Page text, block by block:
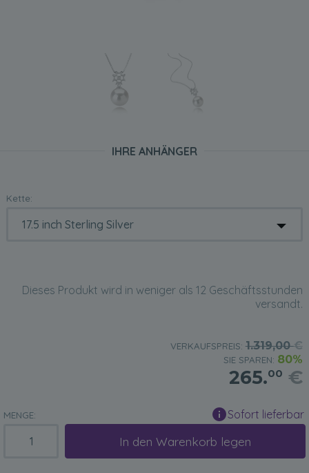
IHRE ANHÄNGER
Kette:
Dieses Produkt wird in weniger als 12 Geschäftsstunden
versandt.
VERKAUFSPREIS: 1.319,00€
SIE SPAREN: 80%
265.00 €
MENGE: Sofort lieferbar
In den Warenkorb legen